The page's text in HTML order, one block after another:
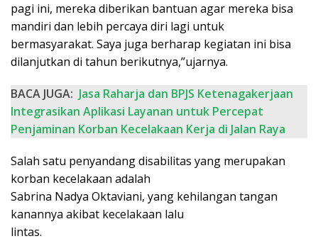
pagi ini, mereka diberikan bantuan agar mereka bisa
mandiri dan lebih percaya diri lagi untuk
bermasyarakat. Saya juga berharap kegiatan ini bisa
dilanjutkan di tahun berikutnya,”ujarnya.
BACA JUGA: Jasa Raharja dan BPJS Ketenagakerjaan
Integrasikan Aplikasi Layanan untuk Percepat
Penjaminan Korban Kecelakaan Kerja di Jalan Raya
Salah satu penyandang disabilitas yang merupakan
korban kecelakaan adalah
Sabrina Nadya Oktaviani, yang kehilangan tangan
kanannya akibat kecelakaan lalu
lintas.